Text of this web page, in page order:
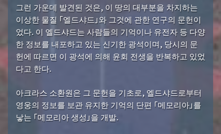
그런 가운데 발견된 것은, 이 땅의 대부분을 차지하는
이상한 물질 「엘드샤드」와 그것에 관한 연구의 문헌이
었다. 이 엘드샤드는 사람들의 기억이나 유전자 등 다양
한 정보를 내포하고 있는 신기한 광석이며, 당시의 문
헌에 따르면 이 광석에 의해 윤회 전생을 반복하고 있었
다고 한다.
아크라스 소환원은 그 문헌을 기초로, 엘드샤드로부터
영웅의 정보를 보관 유지한 기억의 단편 「메모리아」를
낳는 「메모리아 생성」을 개발.